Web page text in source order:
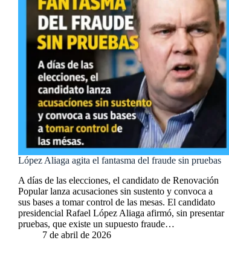
López Aliaga agita el fantasma del fraude sin pruebas
A días de las elecciones, el candidato de Renovación
Popular lanza acusaciones sin sustento y convoca a
sus bases a tomar control de las mesas. El candidato
presidencial Rafael López Aliaga afirmó, sin presentar
pruebas, que existe un supuesto fraude…
7 de abril de 2026